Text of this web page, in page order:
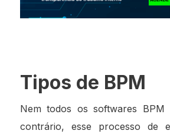
Tipos de BPM
Nem todos os softwares BPM
contrário, esse processo de